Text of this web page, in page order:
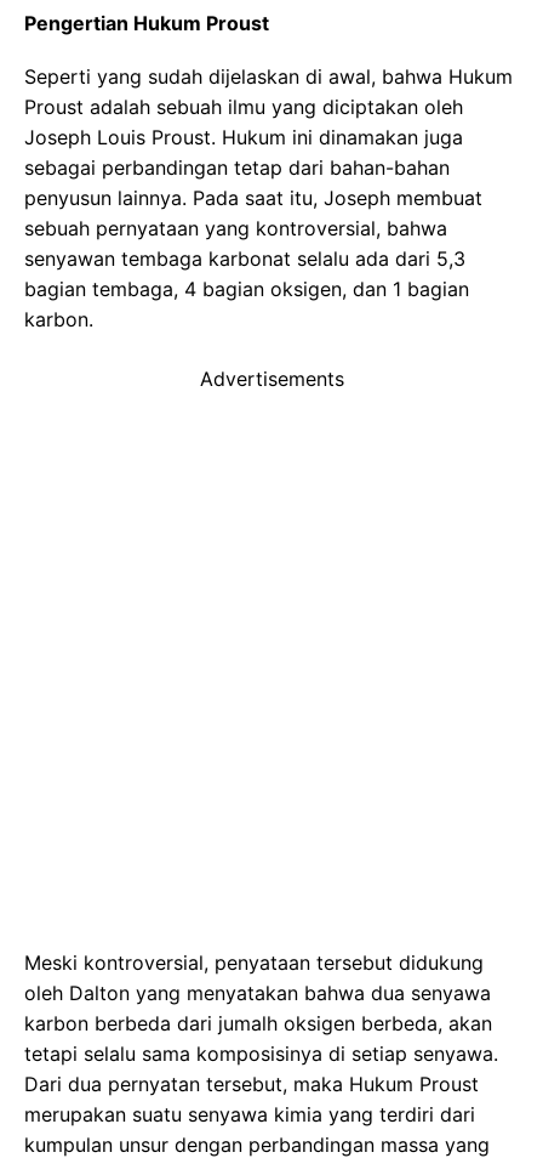
Pengertian Hukum Proust
Seperti yang sudah dijelaskan di awal, bahwa Hukum
Proust adalah sebuah ilmu yang diciptakan oleh
Joseph Louis Proust. Hukum ini dinamakan juga
sebagai perbandingan tetap dari bahan-bahan
penyusun lainnya. Pada saat itu, Joseph membuat
sebuah pernyataan yang kontroversial, bahwa
senyawan tembaga karbonat selalu ada dari 5,3
bagian tembaga, 4 bagian oksigen, dan 1 bagian
karbon.
Advertisements
Meski kontroversial, penyataan tersebut didukung
oleh Dalton yang menyatakan bahwa dua senyawa
karbon berbeda dari jumalh oksigen berbeda, akan
tetapi selalu sama komposisinya di setiap senyawa.
Dari dua pernyatan tersebut, maka Hukum Proust
merupakan suatu senyawa kimia yang terdiri dari
kumpulan unsur dengan perbandingan massa yang